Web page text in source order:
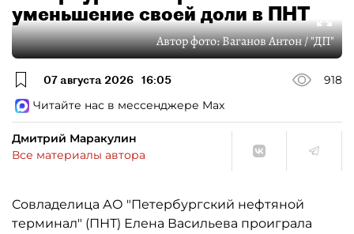
уменьшение своей доли в ПНТ
Автор фото:Ваганов Антон / "ДП"
07 августа 2026 16:05
918
Читайте нас в мессенджере Max
Дмитрий Маракулин
Все материалы автора
Совладелица АО "Петербургский нефтяной
терминал" (ПНТ) Елена Васильева проиграла